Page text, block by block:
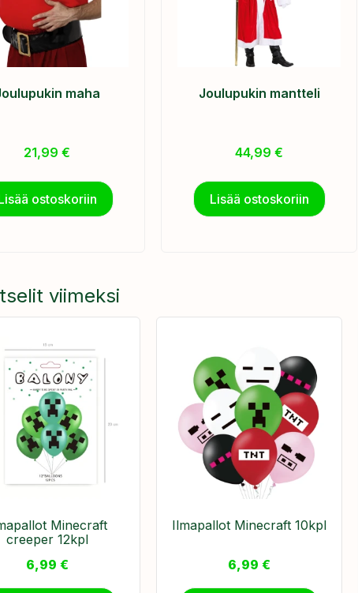
maha
21,99€
ostoskoriin
Joulupukin mantteli
44,99€
Lisää ostoskoriin
viimeksi
Minecraft
creeper 12kpl
6,99 €
Ilmapallot Minecraft 10kpl
6,99 €